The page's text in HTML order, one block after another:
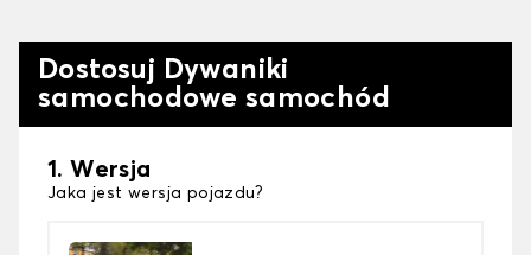
Dostosuj Dywaniki
samochodowe samochód
1. Wersja
Jaka jest wersja pojazdu?